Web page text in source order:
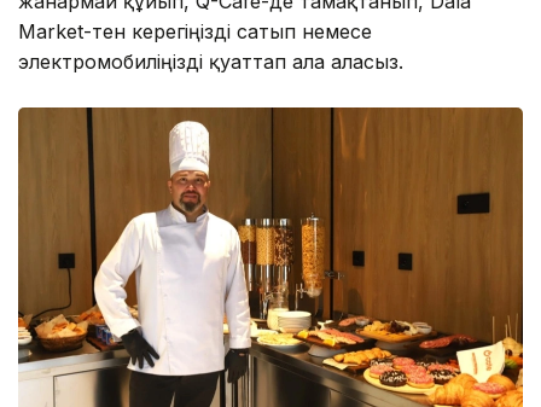
Market-тен керегіңізді сатып немесе
электромобиліңізді қуаттап ала аласыз.